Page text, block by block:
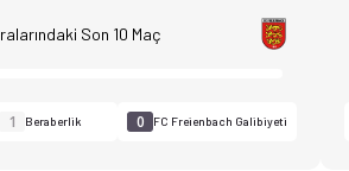
Son 10 Maç
1 Beraberlik 0 FC Freienbach Galibiyeti